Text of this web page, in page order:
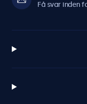
Få svar inden